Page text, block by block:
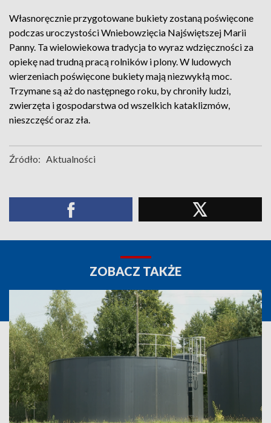
Własnoręcznie przygotowane bukiety zostaną poświęcone
podczas uroczystości Wniebowzięcia Najświętszej Marii
Panny. Ta wielowiekowa tradycja to wyraz wdzięczności za
opiekę nad trudną pracą rolników i plony. W ludowych
wierzeniach poświęcone bukiety mają niezwykłą moc.
Trzymane są aż do następnego roku, by chroniły ludzi,
zwierzęta i gospodarstwa od wszelkich kataklizmów,
nieszczęść oraz zła.
Źródło: Aktualności
ZOBACZ TAKŻE